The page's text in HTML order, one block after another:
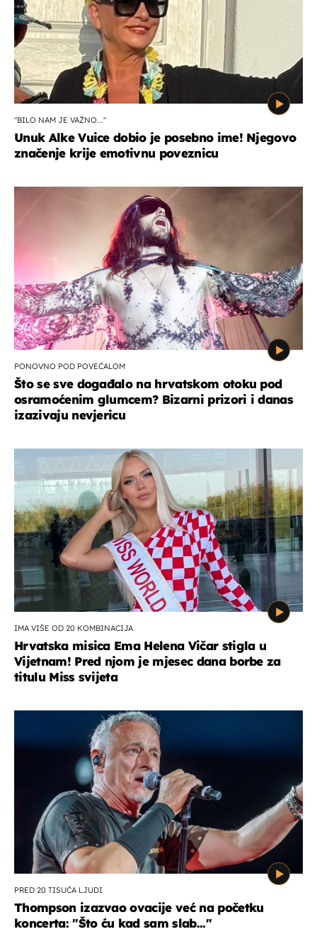
"BILO NAM JE VAŽNO..."
Unuk Alke Vuice dobio je posebno ime! Njegovo
značenje krije emotivnu poveznicu
PONOVNO POD POVEĆALOM
Što se sve događalo na hrvatskom otoku pod
osramoćenim glumcem? Bizarni prizori i danas
izazivaju nevjericu
IMA VIŠE OD 20 KOMBINACIJA
Hrvatska misica Ema Helena Vičar stigla u
Vijetnam! Pred njom je mjesec dana borbe za
titulu Miss svijeta
PRED 20 TISUĆA LJUDI
Thompson izazvao ovacije već na početku
koncerta: "Što ću kad sam slab..."